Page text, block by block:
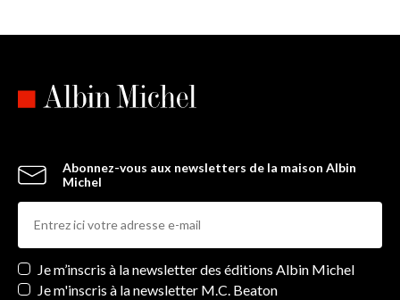
Abonnez-vous aux newsletters de la maison Albin
Michel
Newsletters
Je m’inscris à la newsletter des éditions Albin Michel
Je m'inscris à la newsletter M.C. Beaton